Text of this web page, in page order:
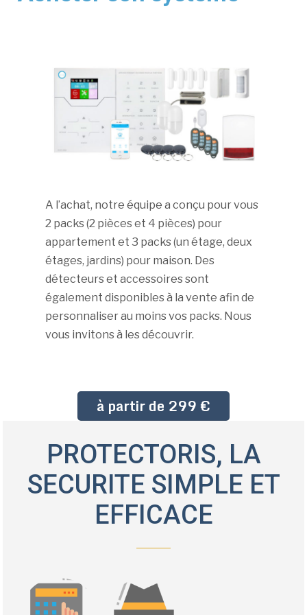
A l’achat, notre équipe a conçu pour vous
2 packs (2 pièces et 4 pièces) pour
appartement et 3 packs (un étage, deux
étages, jardins) pour maison. Des
détecteurs et accessoires sont
également disponibles à la vente afin de
personnaliser au moins vos packs. Nous
vous invitons à les découvrir.
à partir de 299 €
PROTECTORIS, LA
SECURITE SIMPLE ET
EFFICACE